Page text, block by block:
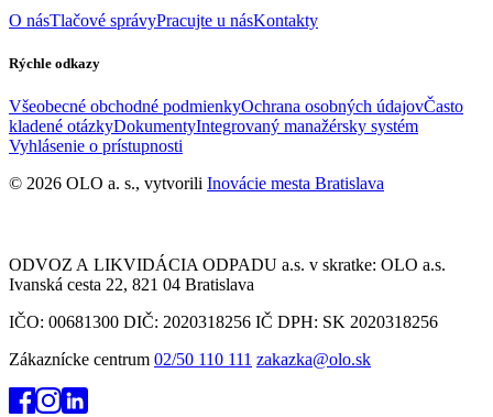
O násTlačové správyPracujte u násKontakty
Rýchle odkazy
Všeobecné obchodné podmienkyOchrana osobných údajovČasto
kladené otázkyDokumentyIntegrovaný manažérsky systém
Vyhlásenie o prístupnosti
© 2026 OLO a. s., vytvorili Inovácie mesta Bratislava
ODVOZ A LIKVIDÁCIA ODPADU a.s. v skratke: OLO a.s.
Ivanská cesta 22, 821 04 Bratislava
IČO: 00681300 DIČ: 2020318256 IČ DPH: SK 2020318256
Zákaznícke centrum 02/50 110 111 zakazka@olo.sk